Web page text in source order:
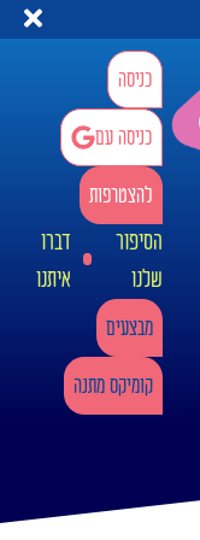
כניסה
כניסה עם
להצטרפות
הסיפור
שלנו
דברו
איתנו
מבצעים
קומיקס מתנה